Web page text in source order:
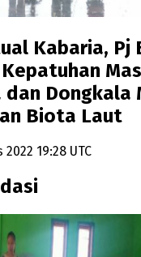
Kabaria, Pj
Dongkala
Biota Laut
19:28 UTC